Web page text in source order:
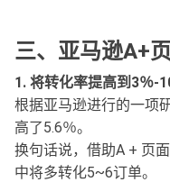
三、亚马逊A+
1. 将转化率提高到3％-
根据亚马逊进行的一项
高了5.6％。
换句话说，借助A + 页
中将多转化5~6订单。